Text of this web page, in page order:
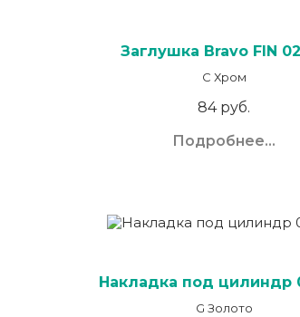
Заглушка Bravo FIN
C Хром
84 руб.
Подробнее...
Накладка под цилиндр
G Золото